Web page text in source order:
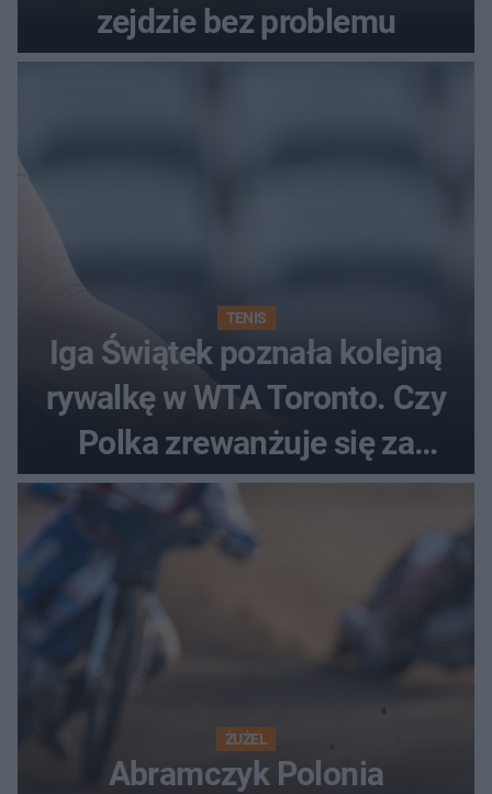
zejdzie bez problemu
TENIS
Iga Świątek poznała kolejną
rywalkę w WTA Toronto. Czy
Polka zrewanżuje się za
ostatnią porażkę?
ŻUŻEL
Abramczyk Polonia